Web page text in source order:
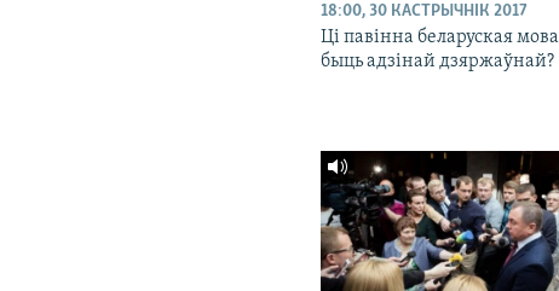
18:00, 30 КАСТРЫЧНІК 2017
Ці павінна беларуская мова
быць адзінай дзяржаўнай?